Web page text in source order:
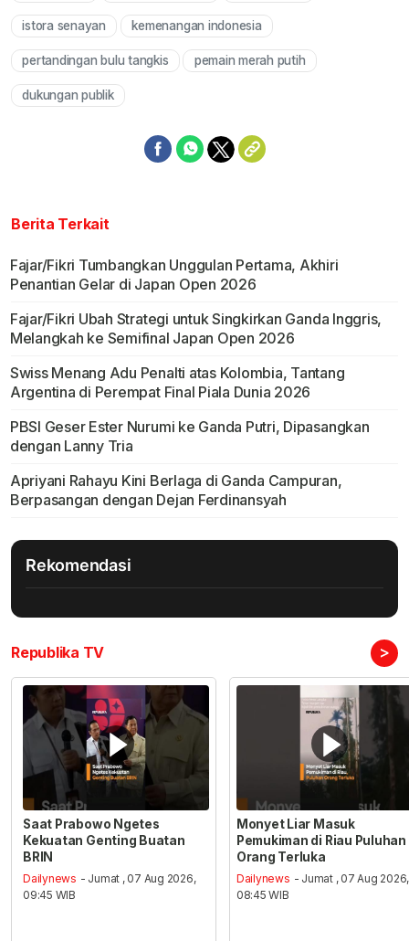
istora senayan kemenangan indonesia
pertandingan bulu tangkis pemain merah putih
dukungan publik
Berita Terkait
Fajar/Fikri Tumbangkan Unggulan Pertama, Akhiri
Penantian Gelar di Japan Open 2026
Fajar/Fikri Ubah Strategi untuk Singkirkan Ganda Inggris,
Melangkah ke Semifinal Japan Open 2026
Swiss Menang Adu Penalti atas Kolombia, Tantang
Argentina di Perempat Final Piala Dunia 2026
PBSI Geser Ester Nurumi ke Ganda Putri, Dipasangkan
dengan Lanny Tria
Apriyani Rahayu Kini Berlaga di Ganda Campuran,
Berpasangan dengan Dejan Ferdinansyah
Rekomendasi
Republika TV >
Saat Prabowo Ngetes
Kekuatan Genting Buatan
BRIN
Dailynews - Jumat , 07 Aug 2026,
09:45 WIB
Monyet Liar Masuk
Pemukiman di Riau Puluhan
Orang Terluka
Dailynews - Jumat , 07 Aug 2026,
08:45 WIB